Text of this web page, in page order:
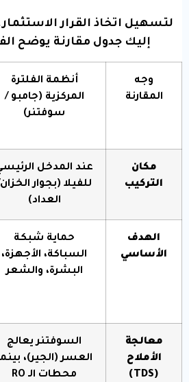
لتسهيل اتخاذ القرار
إليك جدول مقارنة يوضح
وجه
المقارنة
أنظمة الفلترة
المركزية (جامبو /
سوفتنر)
مكان
التركيب
عند المدخل
للفيلا (بجوار
العداد)
الهدف
الأساسي
حماية شبكة
السباكة، الأجهزة،
البشرة، والشعر
معالجة
الأملاح
(TDS)
السوفتنر يعالج
العسر (الجير)،
محطات الـ RO